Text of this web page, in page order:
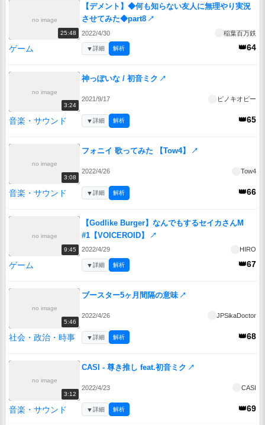
no image
25:48
【デメント】◆何も知らない友人に無理やり実況
させてみた◆part8 ↗
2022/4/30 稲葉百万鉄
ゲーム 👑64
▼詳細 解析
no image
3:24
神っぽいな / 初音ミク ↗
2021/9/17 ピノキオピー
音楽・サウンド 👑65
▼詳細 解析
no image
3:08
フォニイ 歌ってみた 【Tow4】 ↗
2022/4/26 Tow4
音楽・サウンド 👑66
▼詳細 解析
no image
9:45
【Godlike Burger】なんでもするセイカさんM
#1【VOICEROID】
↗
2022/4/29 HIRO
ゲーム 👑67
▼詳細 解析
no image
5:46
ブースター5ヶ月間隔の意味 ↗
2022/4/26 JPSikaDoctor
社会・政治・時事 👑68
▼詳細 解析
no image
3:12
CASI - 尊き推し feat.初音ミク ↗
2022/4/23 CASI
音楽・サウンド 👑69
▼詳細 解析